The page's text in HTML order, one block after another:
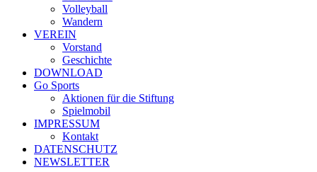
Volleyball
Wandern
VEREIN
Vorstand
Geschichte
DOWNLOAD
Go Sports
Aktionen für die Stiftung
Spielmobil
IMPRESSUM
Kontakt
DATENSCHUTZ
NEWSLETTER